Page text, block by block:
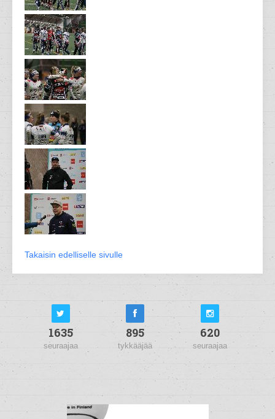
Takaisin edelliselle sivulle
1635
seuraajaa
895
tykkääjää
620
seuraajaa